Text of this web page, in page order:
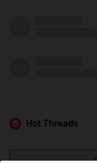
Hot Threads